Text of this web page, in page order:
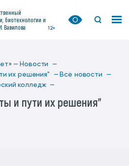
биотехнологии и
Вавилова
12+
— Новости —
их решения" — Все новости —
колледж —
и пути их решения"